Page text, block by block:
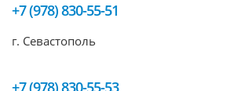
+7 (978) 830-55-51
г. Севастополь